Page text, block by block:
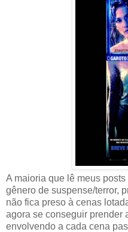
A maioria que lê meus
gênero de suspense/terror,
não fica preso à cenas
agora se conseguir prender
envolvendo a cada cena